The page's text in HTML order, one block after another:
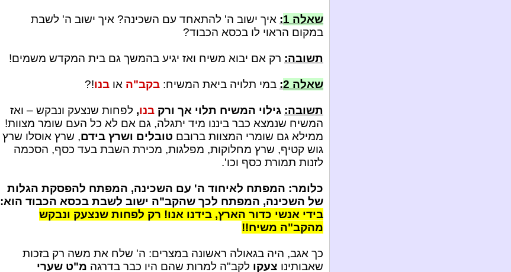
שאלה 1 : איך ישוב ה' להתאחד עם השכינה? איך ישוב ה' לשבת
במקום הראוי לו בכסא הכבוד?
תשובה: רק אם יבוא משיח ואז יגיע בהמשך גם בית המקדש משמים!
שאלה 2 : במי תלויה ביאת המשיח: בקב"ה או בנו!?
תשובה: גילוי המשיח תלוי אך ורק בנו, לפחות שנצעק ונבקש – ואז
המשיח שנמצא כבר ביננו מיד יתגלה, גם אם לא כל העם שומר מצוות!
ממילא גם שומרי המצוות ברובם טובלים ושרץ בידם, שרץ אוסלו שרץ
גוש קטיף, שרץ מחלוקות, מפלגות, מכירת השבת בעד כסף, הסכמה
לזנות תמורת כסף וכו'.
כלומר: המפתח לאיחוד ה' עם השכינה, המפתח להפסקת הגלות
של השכינה, המפתח לכך שהקב"ה ישוב לשבת בכסא הכבוד הוא:
בידי אנשי כדור הארץ, בידנו אנו! רק לפחות שנצעק ונבקש
מהקב"ה משיח!!
כך אגב, היה בגאולה ראשונה במצרים: ה' שלח את משה רק בזכות
שאבותינו צעקו לקב"ה למרות שהם היו כבר בדרגה מ"ט שערי